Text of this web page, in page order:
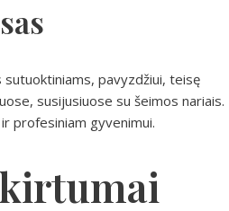
pavyzdžiui, teisę
susijusiuose su šeimos nariais.
profesiniam gyvenimui.